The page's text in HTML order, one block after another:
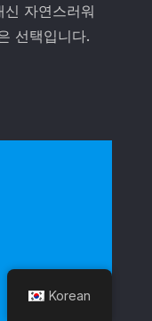
자연스러워
선택입니다.
Korean